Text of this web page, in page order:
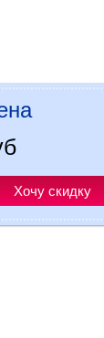
Хочу скидку